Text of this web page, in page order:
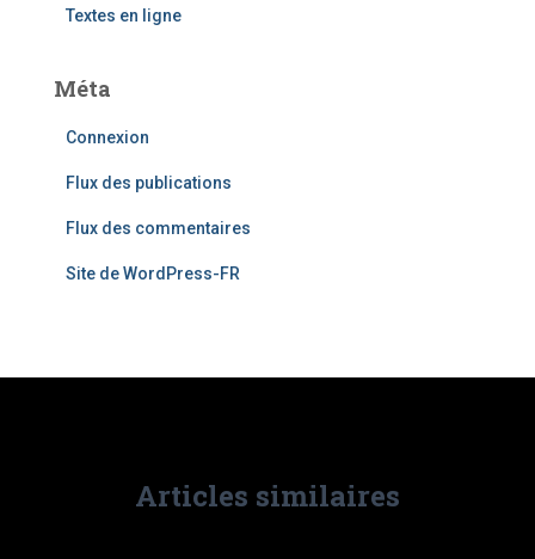
Textes en ligne
Méta
Connexion
Flux des publications
Flux des commentaires
Site de WordPress-FR
Articles similaires